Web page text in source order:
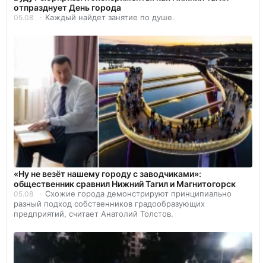
отпразднует День города
05.08 Каждый найдет занятие по душе.
«Ну не везёт нашему городу с заводчиками»:
общественник сравнил Нижний Тагил и Магнитогорск
05.08
Схожие города демонстрируют принципиально
разный подход собственников градообразующих
предприятий, считает Анатолий Толстов.